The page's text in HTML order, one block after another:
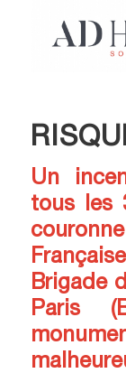
Un
tous les
Brigade
Paris